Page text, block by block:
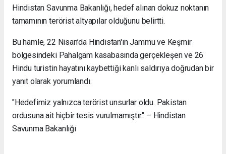
Hindistan Savunma Bakanlığı, hedef alınan dokuz noktanın
tamamının terörist altyapılar olduğunu belirtti.
Bu hamle, 22 Nisan’da Hindistan'ın Jammu ve Keşmir
bölgesindeki Pahalgam kasabasında gerçekleşen ve 26
Hindu turistin hayatını kaybettiği kanlı saldırıya doğrudan bir
yanıt olarak yorumlandı.
"Hedefimiz yalnızca terörist unsurlar oldu. Pakistan
ordusuna ait hiçbir tesis vurulmamıştır." – Hindistan
Savunma Bakanlığı